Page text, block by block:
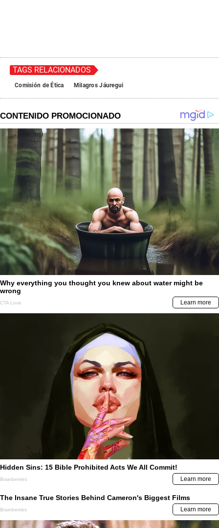
TAGS RELACIONADOS
Comisión de Ética Milagros Jáuregui